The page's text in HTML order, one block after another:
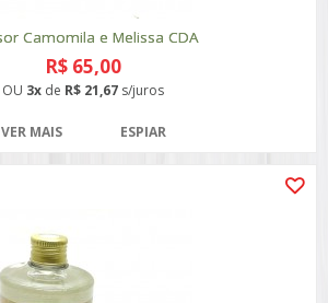
Camomila e Melissa CDA
R$ 65,00
OU 3x de R$ 21,67 s/juros
VER MAIS ESPIAR